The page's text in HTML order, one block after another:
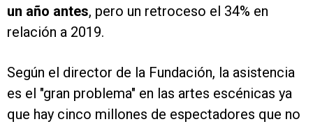
un año antes, pero un retroceso el 34% en
relación a 2019.
Según el director de la Fundación, la asistencia
es el "gran problema" en las artes escénicas ya
que hay cinco millones de espectadores que no